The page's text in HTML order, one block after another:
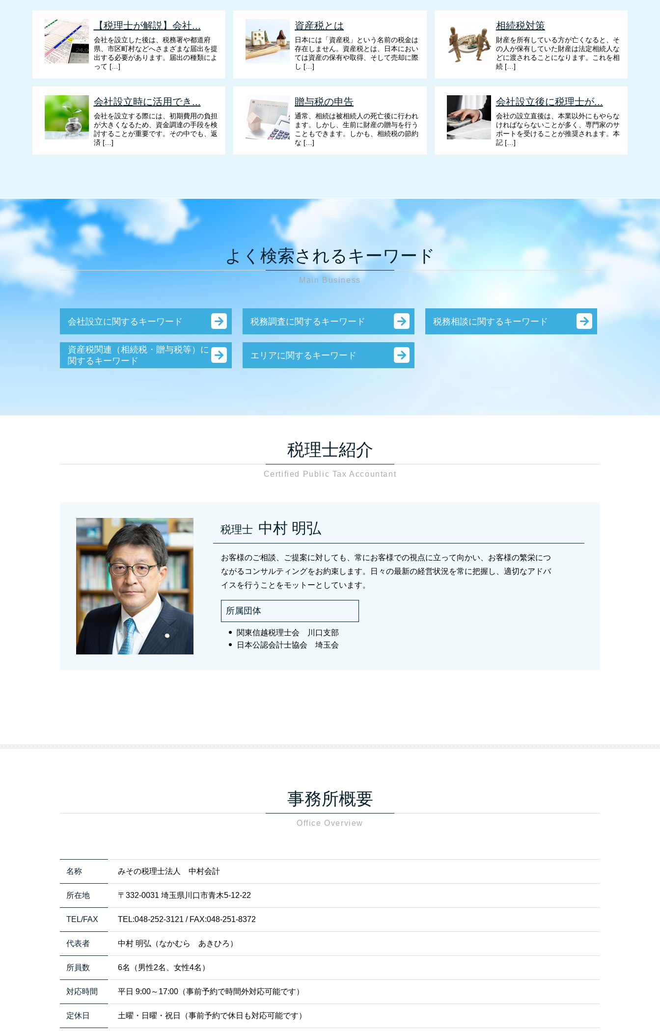
【税理士が解説】会社...
会社を設立した後は、税務署や都道府
県、市区町村などへさまざまな届出を提
出する必要があります。届出の種類によ
って […]
資産税とは
日本には「資産税」という名前の税金は
存在しません。資産税とは、日本におい
ては資産の保有や取得、そして売却に際
し […]
相続税対策
財産を所有している方が亡くなると、そ
の人が保有していた財産は法定相続人な
どに渡されることになります。これを相
続 […]
会社設立時に活用でき...
会社を設立する際には、初期費用の負担
が大きくなるため、資金調達の手段を検
討することが重要です。その中でも、返
済 […]
贈与税の申告
通常、相続は被相続人の死亡後に行われ
ます。しかし、生前に財産の贈与を行う
こともできます。しかも、相続税の節約
な […]
会社設立後に税理士が...
会社の設立直後は、本業以外にもやらな
ければならないことが多く、専門家のサ
ポートを受けることが推奨されます。本
記 […]
よく検索されるキーワード
Main Business
会社設立に関するキーワード
銀行融資 法人 流れ
決算月 決め方
会社設立 個人事業主
会社設立 届出
法人設立届出書 書き方 合同会社
会社設立 補助金
銀行融資 個人
会社設立 申請 流れ
税務調査に関するキーワード
税務調査 準備資料
税務調査 結果 通知
税務調査 確率 相続
相続税 税務調査 日数
税務調査 追徴課税
相続税 税務調査 準備
税務調査 個人 いくらから
税務調査 確率 相続税
税務調査 何年分
税務相談に関するキーワード
節税対策 法人設立
確定申告
税務相談 税理士
資産税関連（相続税・贈与税等）に
関するキーワード
固定資産税 申告
給与 課税対象とは
固定資産税 減免 申告
資産税 税理士
贈与税 申告期限
贈与税 基礎控除内 申告
相続税 調査
固定資産税 申告書
相続税 税率
財産 贈与 非課税
エリアに関するキーワード
資産税関連 草加市
税務相談 税理士 さいたま市
贈与税 さいたま市
贈与税 川口市
税務調査 足立区
税務調査 さいたま市
相続税 足立区
会社設立 税理士 さいたま市
税務調査 草加市
資産税 税理士 川口市
会社設立 税理士 川口市
税理士紹介
Certified Public Tax Accountant
税理士 中村 明弘
お客様のご相談、ご提案に対しても、常にお客様での視点に立って向かい、お客様の繁栄につ
ながるコンサルティングをお約束します。日々の最新の経営状況を常に把握し、適切なアドバ
イスを行うことをモットーとしています。
所属団体
関東信越税理士会 川口支部
日本公認会計士協会 埼玉会
事務所概要
Office Overview
名称 みその税理士法人 中村会計
所在地 〒332-0031 埼玉県川口市青木5-12-22
TEL/FAX TEL:048-252-3121 / FAX:048-251-8372
代表者 中村 明弘（なかむら あきひろ）
所員数 6名（男性2名、女性4名）
対応時間 平日 9:00～17:00（事前予約で時間外対応可能です）
定休日 土曜・日曜・祝日（事前予約で休日も対応可能です）